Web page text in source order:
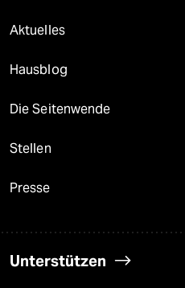
Aktuelles
Hausblog
Die Seitenwende
Stellen
Presse
Unterstützen